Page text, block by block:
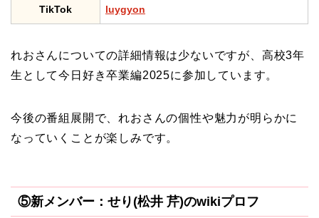
TikTok luygyon
れおさんについての詳細情報は少ないですが、高校3年
生として今日好き卒業編2025に参加しています。
今後の番組展開で、れおさんの個性や魅力が明らかに
なっていくことが楽しみです。
⑤新メンバー：せり(松井 芹)のwikiプロフ